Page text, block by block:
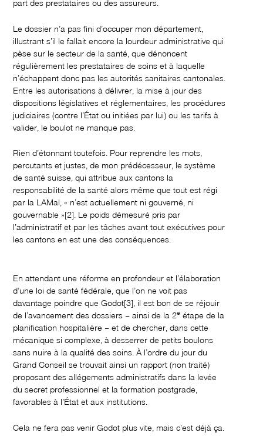
part des prestataires ou des assureurs.
Le dossier n’a pas fini d’occuper mon département,
illustrant s’il le fallait encore la lourdeur administrative qui
pèse sur le secteur de la santé, que dénoncent
régulièrement les prestataires de soins et à laquelle
n’échappent donc pas les autorités sanitaires cantonales.
Entre les autorisations à délivrer, la mise à jour des
dispositions législatives et réglementaires, les procédures
judiciaires (contre l’État ou initiées par lui) ou les tarifs à
valider, le boulot ne manque pas.
Rien d’étonnant toutefois. Pour reprendre les mots,
percutants et justes, de mon prédécesseur, le système
de santé suisse, qui attribue aux cantons la
responsabilité de la santé alors même que tout est régi
par la LAMal, « n’est actuellement ni gouverné, ni
gouvernable »[2]. Le poids démesuré pris par
l’administratif et par les tâches avant tout exécutives pour
les cantons en est une des conséquences.
En attendant une réforme en profondeur et l’élaboration
d’une loi de santé fédérale, que l’on ne voit pas
davantage poindre que Godot[3], il est bon de se réjouir
de l’avancement des dossiers – ainsi de la 2e étape de la
planification hospitalière – et de chercher, dans cette
mécanique si complexe, à desserrer de petits boulons
sans nuire à la qualité des soins. À l’ordre du jour du
Grand Conseil se trouvait ainsi un rapport (non traité)
proposant des allégements administratifs dans la levée
du secret professionnel et la formation postgrade,
favorables à l’État et aux institutions.
Cela ne fera pas venir Godot plus vite, mais c’est déjà ça.